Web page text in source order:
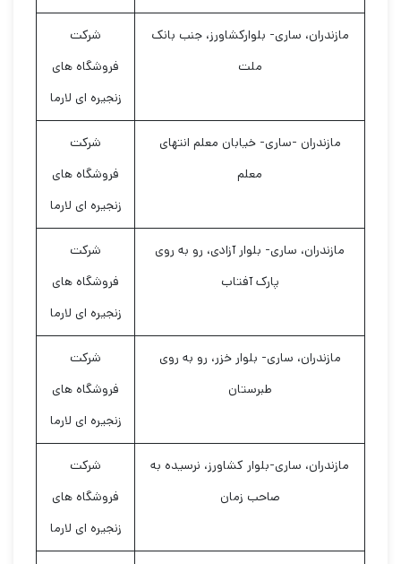
مازندران، ساری- بلوارکشاورز، جنب بانک
ملت
شرکت
فروشگاه های
زنجیره ای لارما
مازندران -ساری- خیابان معلم انتهای
معلم
شرکت
فروشگاه های
زنجیره ای لارما
مازندران، ساری- بلوار آزادی، رو به روی
پارک آفتاب
شرکت
فروشگاه های
زنجیره ای لارما
مازندران، ساری- بلوار خزر، رو به روی
طبرستان
شرکت
فروشگاه های
زنجیره ای لارما
مازندران، ساری-بلوار کشاورز، نرسیده به
صاحب زمان
شرکت
فروشگاه های
زنجیره ای لارما